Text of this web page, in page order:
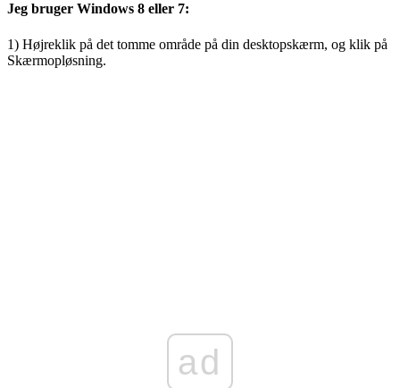
Jeg bruger Windows 8 eller 7:
1) Højreklik på det tomme område på din desktopskærm, og klik på
Skærmopløsning.
ad